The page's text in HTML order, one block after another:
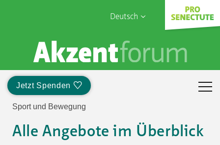
Deutsch
English
Français
Jetzt Spenden
Sophia Care
Sport und Bewegung
Alle Angebote im Überblick